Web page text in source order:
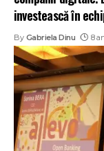
investească în
By Gabriela Dinu 8